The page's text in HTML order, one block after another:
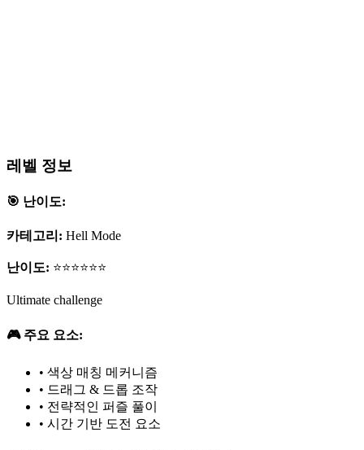
레벨 정보
🎯 난이도:
카테고리: Hell Mode
난이도: ⭐⭐⭐⭐⭐⭐
Ultimate challenge
🎮 주요 요소:
• 색상 매칭 메커니즘
• 드래그 & 드롭 조작
• 전략적인 퍼즐 풀이
• 시간 기반 도전 요소